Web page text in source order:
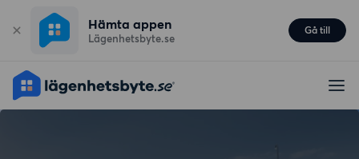
Hämta appen
Lägenhetsbyte.se
Gå till